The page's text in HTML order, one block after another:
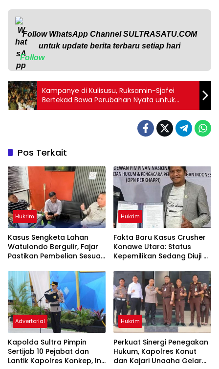
Follow WhatsApp ChannelSULTRASATU.COM
untuk update berita terbaru setiap hari
Follow
Kampanye di Kulisusu, Ruksamin-Sjafei
Bertekad Bawa Perubahan Nyata untuk
Kesejahteraan Masyarakat
Pos Terkait
Hukrim
‎Kasus Sengketa Lahan
Watulondo Bergulir, Fajar
Pastikan Pembelian Sesuai
Hukrim
Fakta Baru Kasus Crusher
Konawe Utara: Status
Kepemilikan Sedang Diuji di
Penetapan Tersangka Dr.
Ruksamin Dinilai Prematur
Advertorial
‎Kapolda Sultra Pimpin
Sertijab 10 Pejabat dan
Lantik Kapolres Konkep, Ini
Hukrim
‎Perkuat Sinergi Penegakan
Hukum, Kapolres Konut
dan Kajari Unaaha Gelar